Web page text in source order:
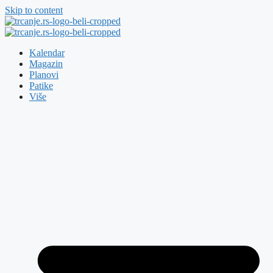
Skip to content
Kalendar
Magazin
Planovi
Patike
Više